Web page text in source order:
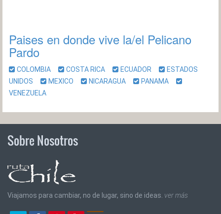
Paises en donde vive la/el Pelicano
Pardo
COLOMBIA COSTA RICA ECUADOR
ESTADOS
UNIDOS
MEXICO NICARAGUA
PANAMA
VENEZUELA
Sobre Nosotros
Viajamos para cambiar, no de lugar, sino de ideas. ver más